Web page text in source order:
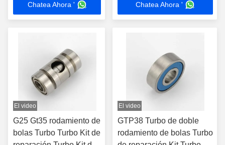
858161-5002S
Chatea Ahora '
TurboChatea Ahora '
El video
G25 Gt35 rodamiento de
bolas Turbo Turbo Kit de
El video
GTP38 Turbo de doble
rodamiento de bolas Turbo